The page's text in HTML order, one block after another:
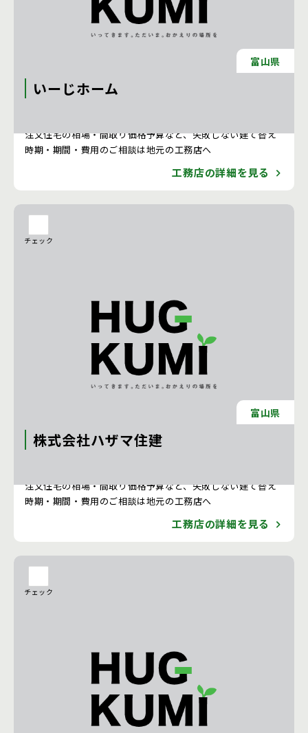
富山県
いーじホーム
注文住宅の相場・間取り価格予算など、失敗しない建て替え
時期・期間・費用のご相談は地元の工務店へ
工務店の詳細を見る
チェック
富山県
株式会社ハザマ住建
注文住宅の相場・間取り価格予算など、失敗しない建て替え
時期・期間・費用のご相談は地元の工務店へ
工務店の詳細を見る
チェック